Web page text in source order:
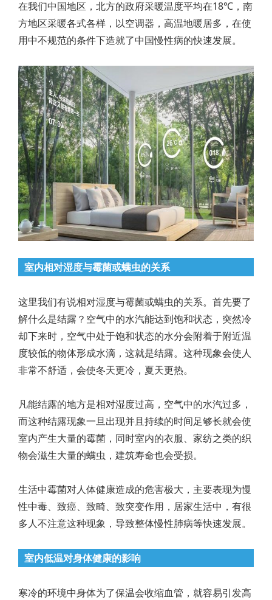
在我们中国地区，北方的政府采暖温度平均在18℃，南
方地区采暖各式各样，以空调器，高温地暖居多，在使
用中不规范的条件下造就了中国慢性病的快速发展。
室内相对湿度与霉菌或螨虫的关系
这里我们有说相对湿度与霉菌或螨虫的关系。首先要了
解什么是结露？空气中的水汽能达到饱和状态，突然冷
却下来时，空气中处于饱和状态的水分会附着于附近温
度较低的物体形成水滴，这就是结露。这种现象会使人
非常不舒适，会使冬天更冷，夏天更热。
凡能结露的地方是相对湿度过高，空气中的水汽过多，
而这种结露现象一旦出现并且持续的时间足够长就会使
室内产生大量的霉菌，同时室内的衣服、家纺之类的织
物会滋生大量的螨虫，建筑寿命也会受损。
生活中霉菌对人体健康造成的危害极大，主要表现为慢
性中毒、致癌、致畸、致突变作用，居家生活中，有很
多人不注意这种现象，导致整体慢性肺病等快速发展。
室内低温对身体健康的影响
寒冷的环境中身体为了保温会收缩血管，就容易引发高